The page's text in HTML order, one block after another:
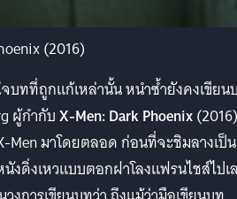
(2016)
บทที่ถูกแก้เหล่านั้น หนำซ้ำยังคงเขียน
ผู้กำกับX-Men: Dark Phoenix(2016)
Men มาโดยตลอด ก่อนที่จะชิมลางเป็
งดิ่งเหวแบบตอกฝาโลงแฟรนไชส์ไปเ